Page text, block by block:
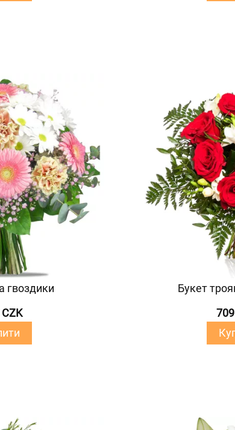
гвоздики
Букет